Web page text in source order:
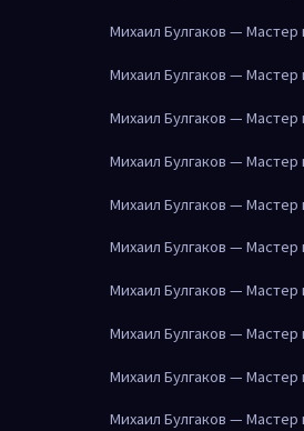
Михаил Булгаков — Мастер
Михаил Булгаков — Мастер
Михаил Булгаков — Мастер
Михаил Булгаков — Мастер
Михаил Булгаков — Мастер
Михаил Булгаков — Мастер
Михаил Булгаков — Мастер
Михаил Булгаков — Мастер
Михаил Булгаков — Мастер
Михаил Булгаков — Мастер